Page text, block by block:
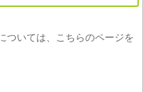
ついては、こちらのページを